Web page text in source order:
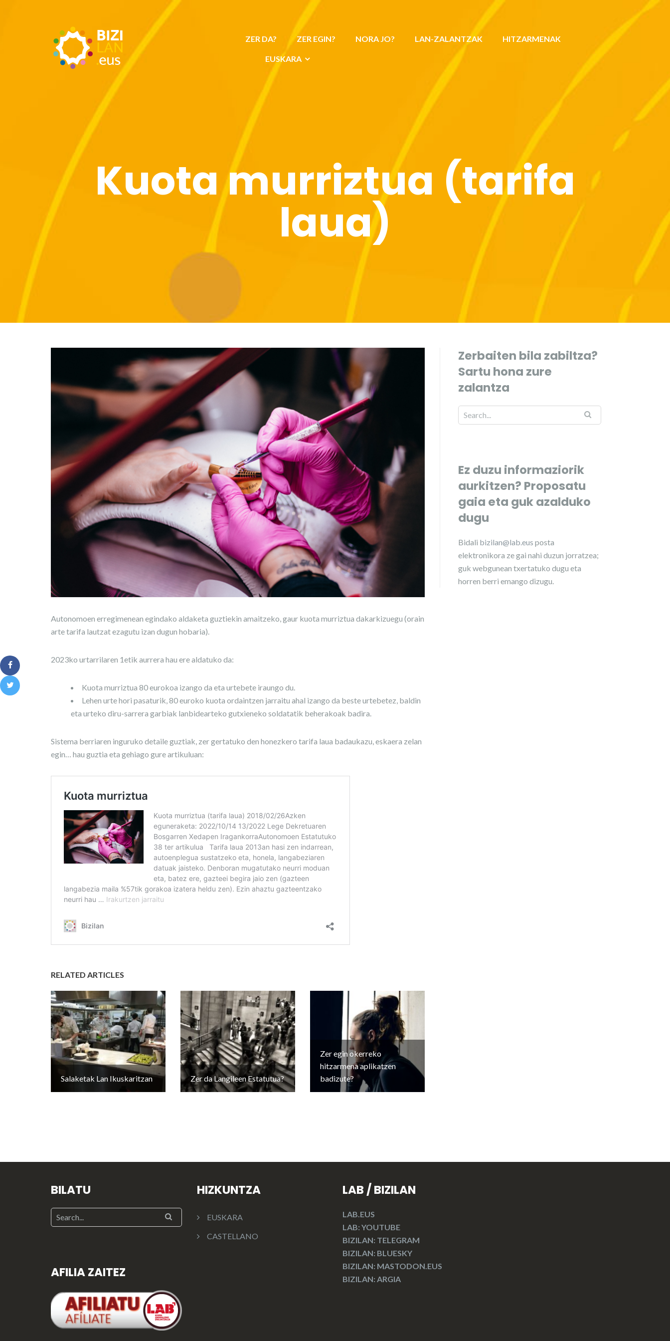
ZER DA? ZER EGIN? NORA JO? LAN-ZALANTZAK HITZARMENAK
EUSKARA
Kuota murriztua (tarifa
laua)
Autonomoen erregimenean egindako aldaketa guztiekin amaitzeko, gaur kuota murriztua dakarkizuegu (orain
arte tarifa lautzat ezagutu izan dugun hobaria).
2023ko urtarrilaren 1etik aurrera hau ere aldatuko da:
Kuota murriztua 80 eurokoa izango da eta urtebete iraungo du.
Lehen urte hori pasaturik, 80 euroko kuota ordaintzen jarraitu ahal izango da beste urtebetez, baldin
eta urteko diru-sarrera garbiak lanbidearteko gutxieneko soldatatik beherakoak badira.
Sistema berriaren inguruko detaile guztiak, zer gertatuko den honezkero tarifa laua badaukazu, eskaera zelan
egin… hau guztia eta gehiago gure artikuluan:
RELATED ARTICLES
Salaketak Lan Ikuskaritzan Zer da Langileen Estatutua?
Zer egin okerreko
hitzarmena aplikatzen
badizute?
Zerbaiten bila zabiltza?
Sartu hona zure
zalantza
Ez duzu informaziorik
aurkitzen? Proposatu
gaia eta guk azalduko
dugu
Bidali bizilan@lab.eus posta
elektronikora ze gai nahi duzun jorratzea;
guk webgunean txertatuko dugu eta
horren berri emango dizugu.
BILATU
AFILIA ZAITEZ
HIZKUNTZA
EUSKARA
CASTELLANO
LAB / BIZILAN
LAB.EUS
LAB: YOUTUBE
BIZILAN: TELEGRAM
BIZILAN: BLUESKY
BIZILAN: MASTODON.EUS
BIZILAN: ARGIA